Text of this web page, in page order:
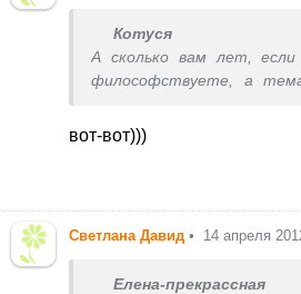
Котуся
А сколько вам лет,
философствуете, а
Какие складочки, причем
вот-вот)))
Светлана Давид • 14 апреля
Елена-прекрассная